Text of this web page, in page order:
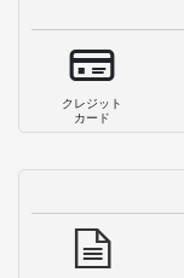
クレジット
カード